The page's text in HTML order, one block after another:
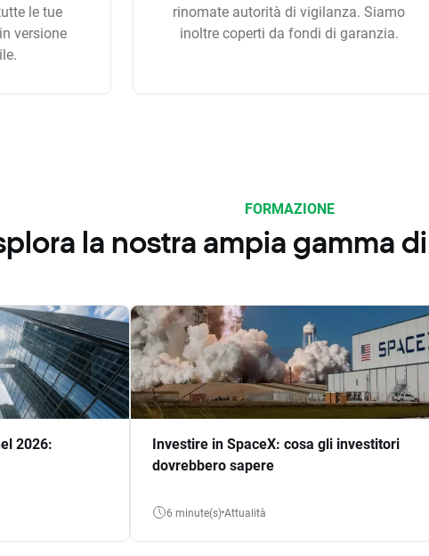
le tue
versione
rinomate autorità di vigilanza. Siamo
inoltre coperti da fondi di garanzia.
FORMAZIONE
la nostra ampia gamma
2026:
Investire in SpaceX: cosa gli investitori
dovrebbero sapere
6 minute(s) Attualità